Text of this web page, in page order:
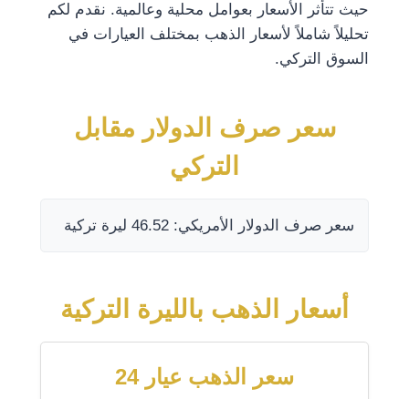
حيث تتأثر الأسعار بعوامل محلية وعالمية. نقدم لكم
تحليلاً شاملاً لأسعار الذهب بمختلف العيارات في
السوق التركي.
سعر صرف الدولار مقابل
التركي
سعر صرف الدولار الأمريكي: 46.52 ليرة تركية
أسعار الذهب بالليرة التركية
سعر الذهب عيار 24